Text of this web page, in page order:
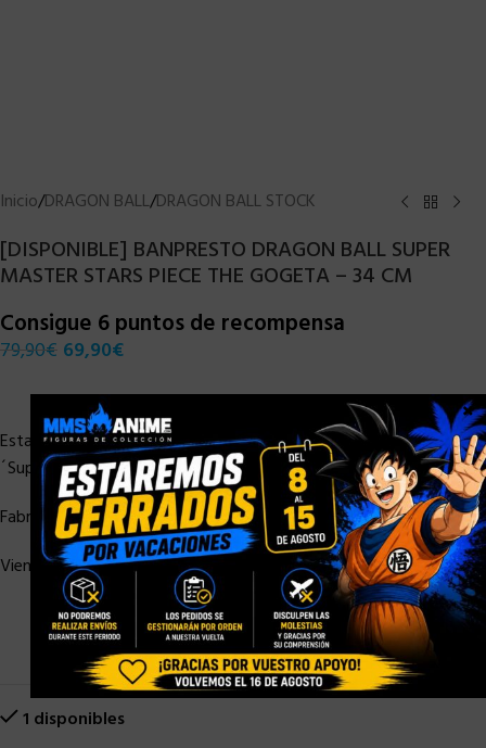
Inicio/DRAGON BALL/DRAGON BALL STOCK
[DISPONIBLE] BANPRESTO DRAGON BALL SUPER
MASTER STARS PIECE THE GOGETA – 34 CM
Consigue 6 puntos de recompensa
79,90€ 69,90€
Estatua de la manga famosa ´Dragonball Super´ de la línea
´Super Master Stars Piece´ del fabricante Banpresto.
Fabricada en PVC, tamaño aprox. 34 cm.
Viene con una base en una caja de regalo.
1 disponibles
×